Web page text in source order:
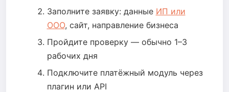
Заполните заявку: данные ИП или
ООО, сайт, направление бизнеса
Пройдите проверку — обычно 1–3
рабочих дня
Подключите платёжный модуль через
плагин или API